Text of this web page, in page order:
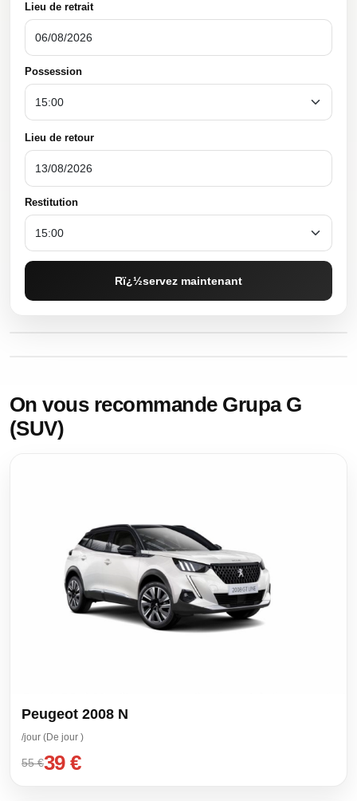
Lieu de retrait
Possession
Lieu de retour
Restitution
Rï¿½servez maintenant
On vous recommande Grupa G
(SUV)
Peugeot 2008 N
/jour (De jour )
55 €39 €